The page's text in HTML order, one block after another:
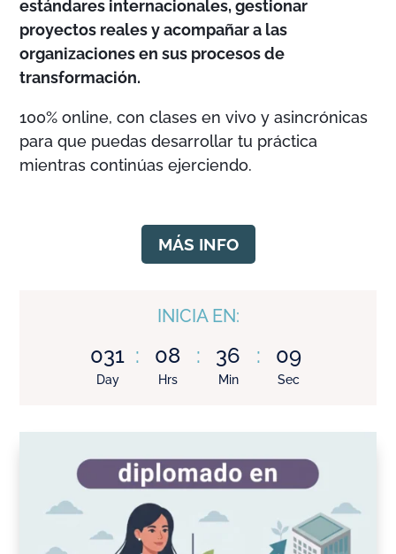
estándares internacionales, gestionar
proyectos reales y acompañar a las
organizaciones en sus procesos de
transformación.
100% online, con clases en vivo y asincrónicas
para que puedas desarrollar tu práctica
mientras continúas ejerciendo.
MÁS INFO
INICIA EN:
031
Day
: 08
Hrs
: 36
Min
: 07
Sec